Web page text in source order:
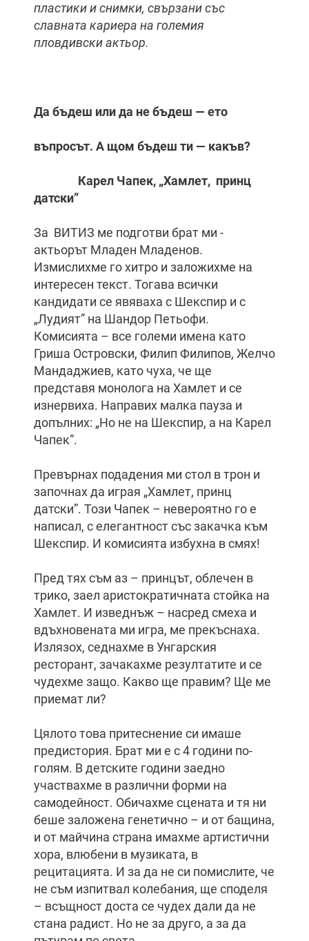
пластики и снимки, свързани със
славната кариера на големия
пловдивски актьор.
Да бъдеш или да не бъдеш — ето
въпросът. А щом бъдеш ти — какъв?
Карел Чапек, „Хамлет, принц
датски”
За ВИТИЗ ме подготви брат ми -
актьорът Младен Младенов.
Измислихме го хитро и заложихме на
интересен текст. Тогава всички
кандидати се явяваха с Шекспир и с
„Лудият” на Шандор Петьофи.
Комисията – все големи имена като
Гриша Островски, Филип Филипов, Желчо
Мандаджиев, като чуха, че ще
представя монолога на Хамлет и се
изнервиха. Направих малка пауза и
допълних: „Но не на Шекспир, а на Карел
Чапек”.
Превърнах подадения ми стол в трон и
започнах да играя „Хамлет, принц
датски”. Този Чапек – невероятно го е
написал, с елегантност със закачка към
Шекспир. И комисията избухна в смях!
Пред тях съм аз – принцът, облечен в
трико, заел аристократичната стойка на
Хамлет. И изведнъж – насред смеха и
вдъхновената ми игра, ме прекъснаха.
Излязох, седнахме в Унгарския
ресторант, зачакахме резултатите и се
чудехме защо. Какво ще правим? Ще ме
приемат ли?
Цялото това притеснение си имаше
предистория. Брат ми е с 4 години по-
голям. В детските години заедно
участвахме в различни форми на
самодейност. Обичахме сцената и тя ни
беше заложена генетично – и от бащина,
и от майчина страна имахме артистични
хора, влюбени в музиката, в
рецитацията. И за да не си помислите, че
не съм изпитвал колебания, ще споделя
– всъщност доста се чудех дали да не
стана радист. Но не за друго, а за да